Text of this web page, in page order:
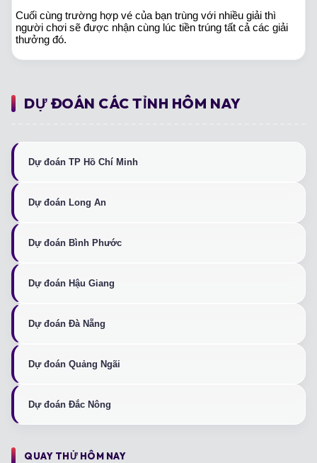
Cuối cùng trường hợp vé của bạn trùng với nhiều giải thì
người chơi sẽ được nhận cùng lúc tiền trúng tất cả các giải
thưởng đó.
DỰ ĐOÁN CÁC TỈNH HÔM NAY
Dự đoán TP Hồ Chí Minh
Dự đoán Long An
Dự đoán Bình Phước
Dự đoán Hậu Giang
Dự đoán Đà Nẵng
Dự đoán Quảng Ngãi
Dự đoán Đắc Nông
QUAY THỬ HÔM NAY